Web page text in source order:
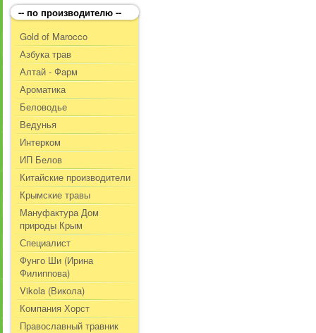
-- по производителю --
Gold of Marocco
Азбука трав
Алтай - Фарм
Ароматика
Беловодье
Ведунья
Интерком
ИП Белов
Китайские производители
Крымские травы
Мануфактура Дом
природы Крым
Специалист
Фунго Ши (Ирина
Филиппова)
Vikola (Викола)
Компания Хорст
Православный травник